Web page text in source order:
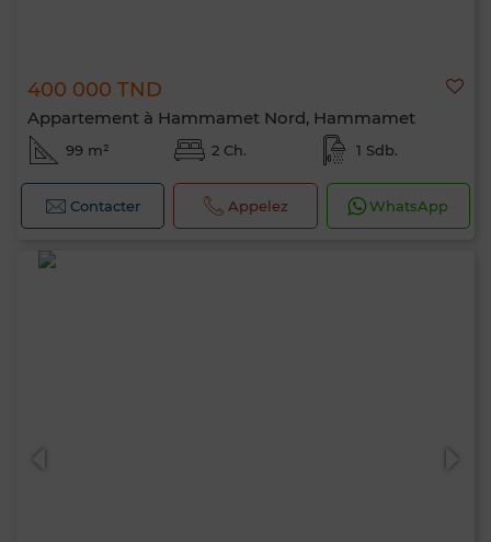
400 000 TND
Appartement à Hammamet Nord, Hammamet
99 m² 2 Ch. 1 Sdb.
Contacter Appelez WhatsApp